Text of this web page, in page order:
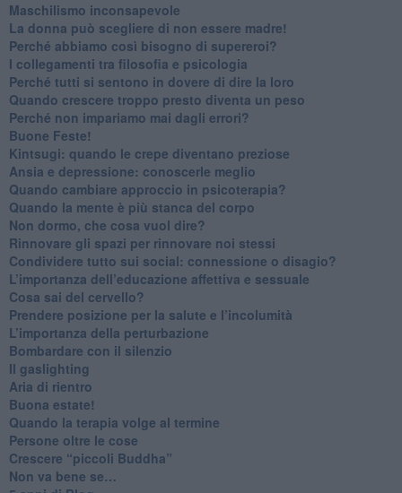
​Maschilismo inconsapevole
​La donna può scegliere di non essere madre!
​Perché abbiamo così bisogno di supereroi?
​I collegamenti tra filosofia e psicologia
​Perché tutti si sentono in dovere di dire la loro
​Quando crescere troppo presto diventa un peso
​Perché non impariamo mai dagli errori?
​Buone Feste!
​Kintsugi: quando le crepe diventano preziose
Ansia e depressione: conoscerle meglio
Quando cambiare approccio in psicoterapia?
​Quando la mente è più stanca del corpo
Non dormo, che cosa vuol dire?
​Rinnovare gli spazi per rinnovare noi stessi
​Condividere tutto sui social: connessione o disagio?
​L’importanza dell’educazione affettiva e sessuale
​Cosa sai del cervello?
Prendere posizione per la salute e l’incolumità
L’importanza della perturbazione
​Bombardare con il silenzio
Il gaslighting
Aria di rientro
Buona estate!
​Quando la terapia volge al termine
​Persone oltre le cose
​Crescere “piccoli Buddha”
Non va bene se…